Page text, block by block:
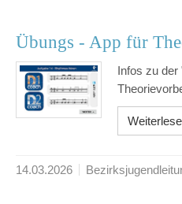
Übungs - App für
Infos zu der
14.03.2026